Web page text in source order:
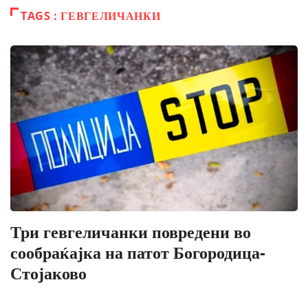
TAGS : ГЕВГЕЛИЧАНКИ
Три гевгеличанки повредени во
сообраќајка на патот Богородица-
Стојаково